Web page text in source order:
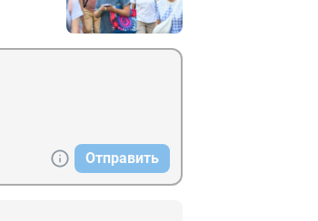
Отправить